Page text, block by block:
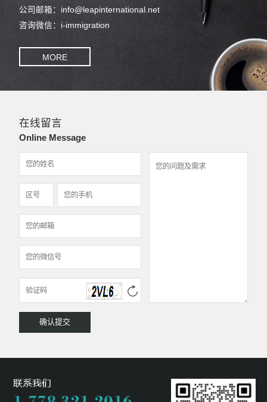
公司邮箱：info@leapinternational.net
咨询微信：i-immigration
MORE
在线留言
Online Message